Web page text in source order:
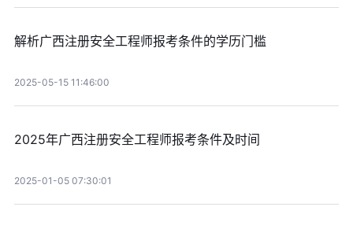
解析广西注册安全工程师报考条件的学历门槛
2025-05-15 11:46:00
2025年广西注册安全工程师报考条件及时间
2025-01-05 07:30:01